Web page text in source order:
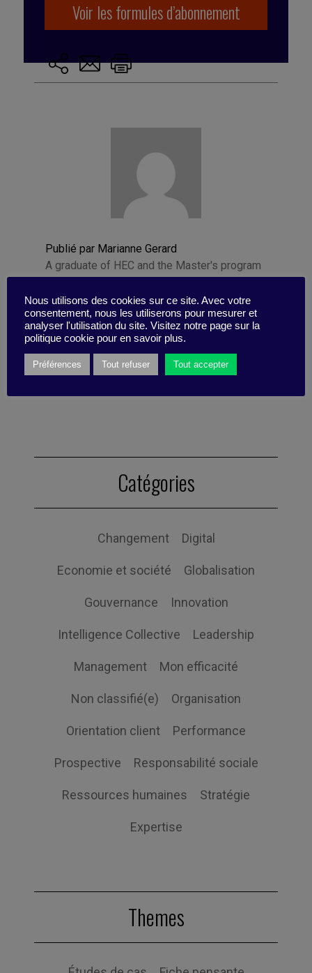
Voir les formules d’abonnement
Publié par Marianne Gerard
A graduate of HEC and the Master's program
Marianne combines her expertise in
management and human sciences to produce
written content in the fields of higher
communication. She also works as a
Catégories
Changement Digital
Economie et société Globalisation
Gouvernance Innovation
Intelligence Collective Leadership
Management Mon efficacité
Non classifié(e) Organisation
Orientation client Performance
Prospective Responsabilité sociale
Ressources humaines Stratégie
Expertise
Themes
Nous utilisons des cookies sur ce site. Avec votre
consentement, nous les utiliserons pour mesurer et
analyser l'utilisation du site. Visitez notre page sur la
politique cookie pour en savoir plus.
Préférences Tout refuser Tout accepter